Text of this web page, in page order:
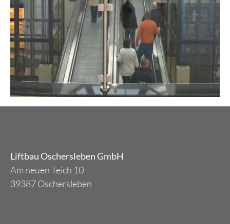
Liftbau Oschersleben GmbH
Am neuen Teich 10
39387 Oschersleben